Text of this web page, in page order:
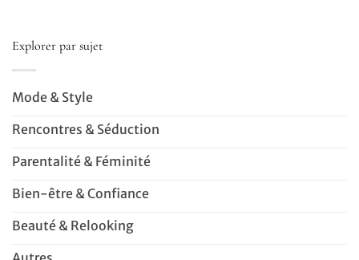
Explorer par sujet
Mode & Style
Rencontres & Séduction
Parentalité & Féminité
Bien-être & Confiance
Beauté & Relooking